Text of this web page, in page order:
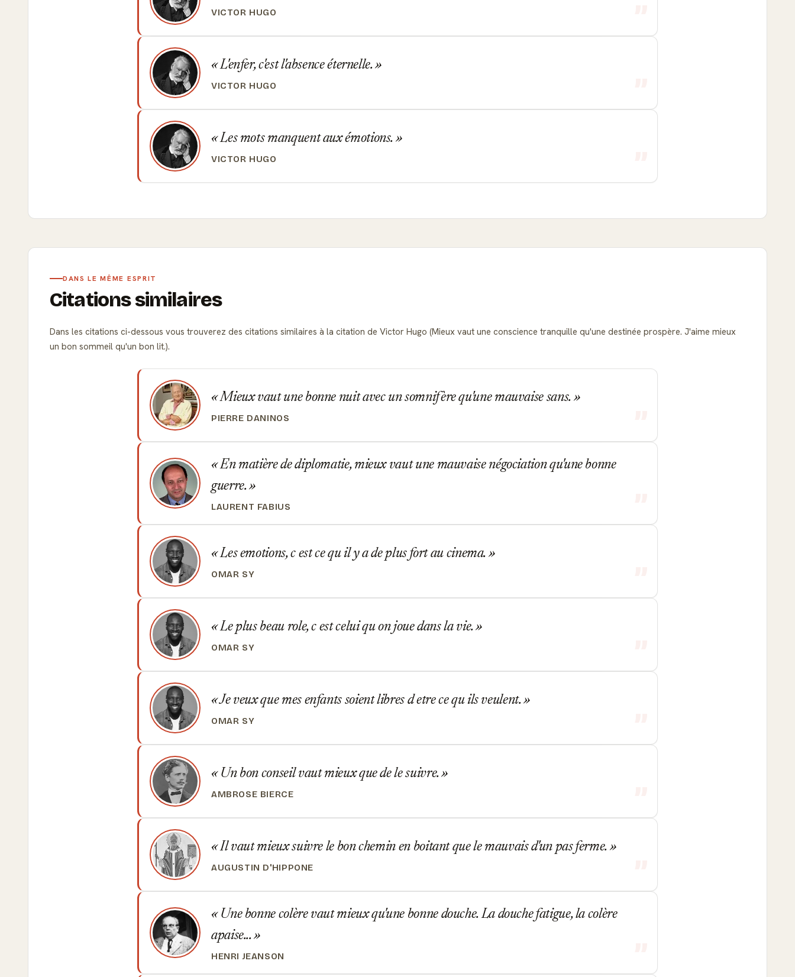
VICTOR HUGO
L'enfer, c'est l'absence éternelle.
VICTOR HUGO
Les mots manquent aux émotions.
VICTOR HUGO
DANS LE MÊME ESPRIT
Citations similaires
Dans les citations ci-dessous vous trouverez des citations similaires à la citation de Victor Hugo (Mieux vaut une conscience tranquille qu'une destinée prospère. J'aime mieux
un bon sommeil qu'un bon lit.).
Mieux vaut une bonne nuit avec un somnifère qu'une mauvaise sans.
PIERRE DANINOS
En matière de diplomatie, mieux vaut une mauvaise négociation qu'une bonne
guerre.
LAURENT FABIUS
Les emotions, c est ce qu il y a de plus fort au cinema.
OMAR SY
Le plus beau role, c est celui qu on joue dans la vie.
OMAR SY
Je veux que mes enfants soient libres d etre ce qu ils veulent.
OMAR SY
Un bon conseil vaut mieux que de le suivre.
AMBROSE BIERCE
Il vaut mieux suivre le bon chemin en boitant que le mauvais d'un pas ferme.
AUGUSTIN D'HIPPONE
Une bonne colère vaut mieux qu'une bonne douche. La douche fatigue, la colère
apaise...
HENRI JEANSON